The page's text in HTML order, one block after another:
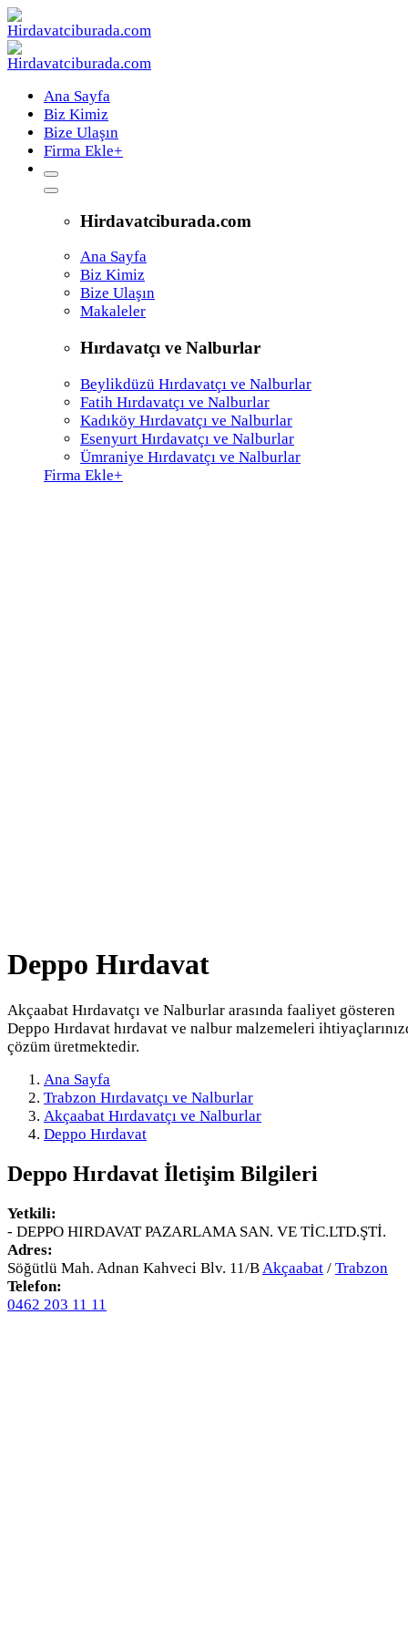
Ana Sayfa
Biz Kimiz
Bize Ulaşın
Firma Ekle+
Hirdavatciburada.com
Ana Sayfa
Biz Kimiz
Bize Ulaşın
Makaleler
Hırdavatçı ve Nalburlar
Beylikdüzü Hırdavatçı ve Nalburlar
Fatih Hırdavatçı ve Nalburlar
Kadıköy Hırdavatçı ve Nalburlar
Esenyurt Hırdavatçı ve Nalburlar
Ümraniye Hırdavatçı ve Nalburlar
Firma Ekle+
Deppo Hırdavat
Akçaabat Hırdavatçı ve Nalburlar arasında faaliyet gösteren
Deppo Hırdavat hırdavat ve nalbur malzemeleri
çözüm üretmektedir.
Ana Sayfa
Trabzon Hırdavatçı ve Nalburlar
Akçaabat Hırdavatçı ve Nalburlar
Deppo Hırdavat
Deppo Hırdavat İletişim Bilgileri
Yetkili:
- DEPPO HIRDAVAT PAZARLAMA SAN. VE TİC.LTD.ŞTİ.
Adres:
Söğütlü Mah. Adnan Kahveci Blv. 11/B Akçaabat / Trabzon
Telefon:
0462 203 11 11